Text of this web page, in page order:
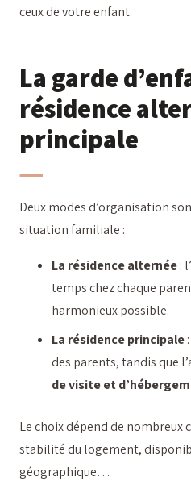
ceux de votre enfant.
La garde
résidence
principale
Deux modes d’organisation
situation familiale :
La résidence alternée:
temps chez chaque
harmonieux possible.
La résidence principale
des parents, tandis que
de visite et
Le choix dépend de nombreux
stabilité du logement,
géographique…